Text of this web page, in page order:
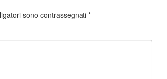
sono contrassegnati*